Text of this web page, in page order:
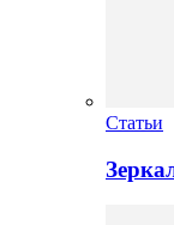
Статьи